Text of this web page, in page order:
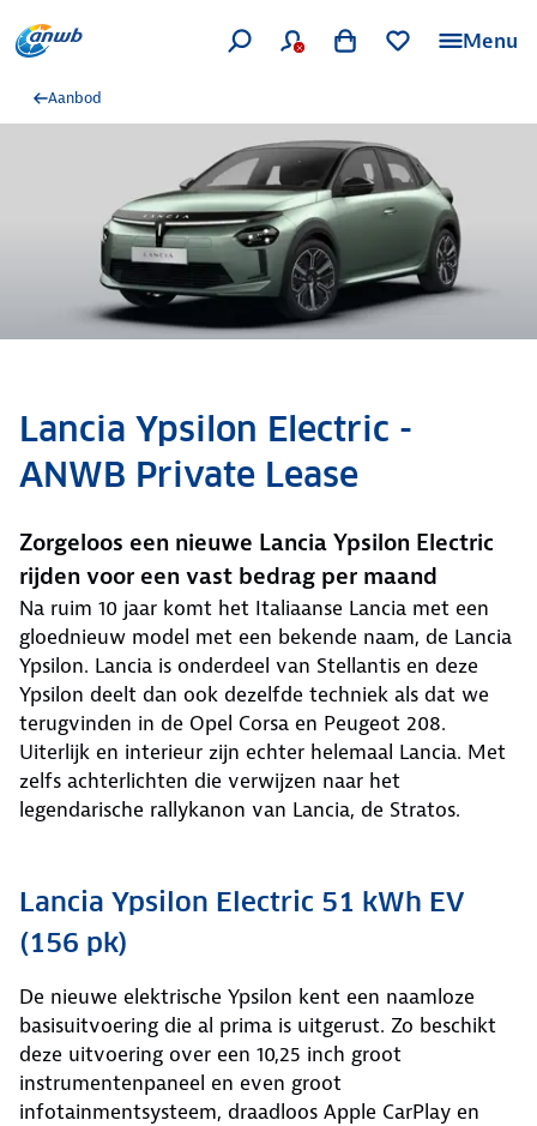
Menu
Aanbod
Lancia Ypsilon Electric -
ANWB Private Lease
Zorgeloos een nieuwe Lancia Ypsilon Electric
rijden voor een vast bedrag per maand
Na ruim 10 jaar komt het Italiaanse Lancia met een
gloednieuw model met een bekende naam, de Lancia
Ypsilon. Lancia is onderdeel van Stellantis en deze
Ypsilon deelt dan ook dezelfde techniek als dat we
terugvinden in de Opel Corsa en Peugeot 208.
Uiterlijk en interieur zijn echter helemaal Lancia. Met
zelfs achterlichten die verwijzen naar het
legendarische rallykanon van Lancia, de Stratos.
Lancia Ypsilon Electric 51 kWh EV
(156 pk)
De nieuwe elektrische Ypsilon kent een naamloze
basisuitvoering die al prima is uitgerust. Zo beschikt
deze uitvoering over een 10,25 inch groot
instrumentenpaneel en even groot
infotainmentsysteem, draadloos Apple CarPlay en